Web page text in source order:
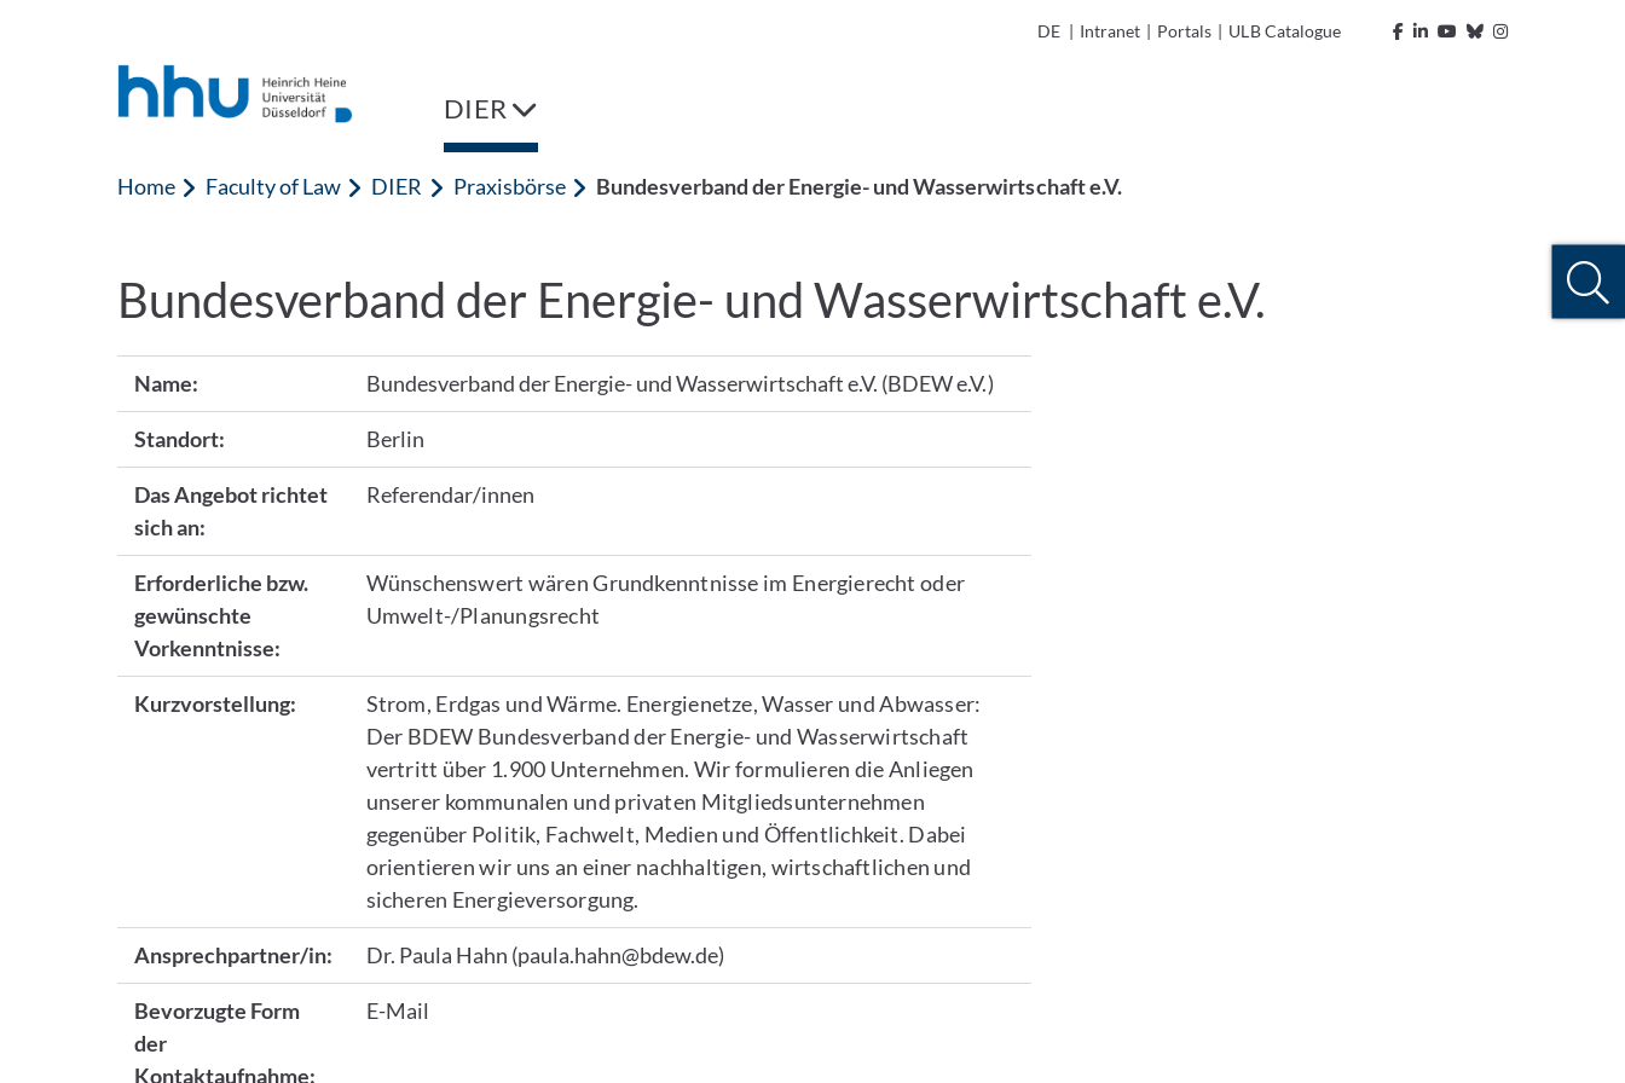
DE | Intranet | Portals | ULB Catalogue
DIER
Home Faculty of Law DIER Praxisbörse Bundesverband der Energie- und Wasserwirtschaft e.V.
Bundesverband der Energie- und Wasserwirtschaft e.V.
Name: Bundesverband der Energie- und Wasserwirtschaft e.V. (BDEW e.V.)
Standort: Berlin
Das Angebot richtet
sich an:
Referendar/innen
Erforderliche bzw.
gewünschte
Vorkenntnisse:
Wünschenswert wären Grundkenntnisse im Energierecht oder
Umwelt-/Planungsrecht
Kurzvorstellung:
Strom, Erdgas und Wärme. Energienetze, Wasser und Abwasser:
Der BDEW Bundesverband der Energie- und Wasserwirtschaft
vertritt über 1.900 Unternehmen. Wir formulieren die Anliegen
unserer kommunalen und privaten Mitgliedsunternehmen
gegenüber Politik, Fachwelt, Medien und Öffentlichkeit. Dabei
orientieren wir uns an einer nachhaltigen, wirtschaftlichen und
sicheren Energieversorgung.
Ansprechpartner/in: Dr. Paula Hahn (paula.hahn@bdew.de)
Bevorzugte Form
der
Kontaktaufnahme:
E-Mail